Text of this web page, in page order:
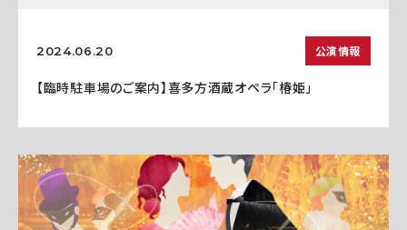
2024.06.20 公演情報
【臨時駐車場のご案内】喜多方酒蔵オペラ「椿姫」